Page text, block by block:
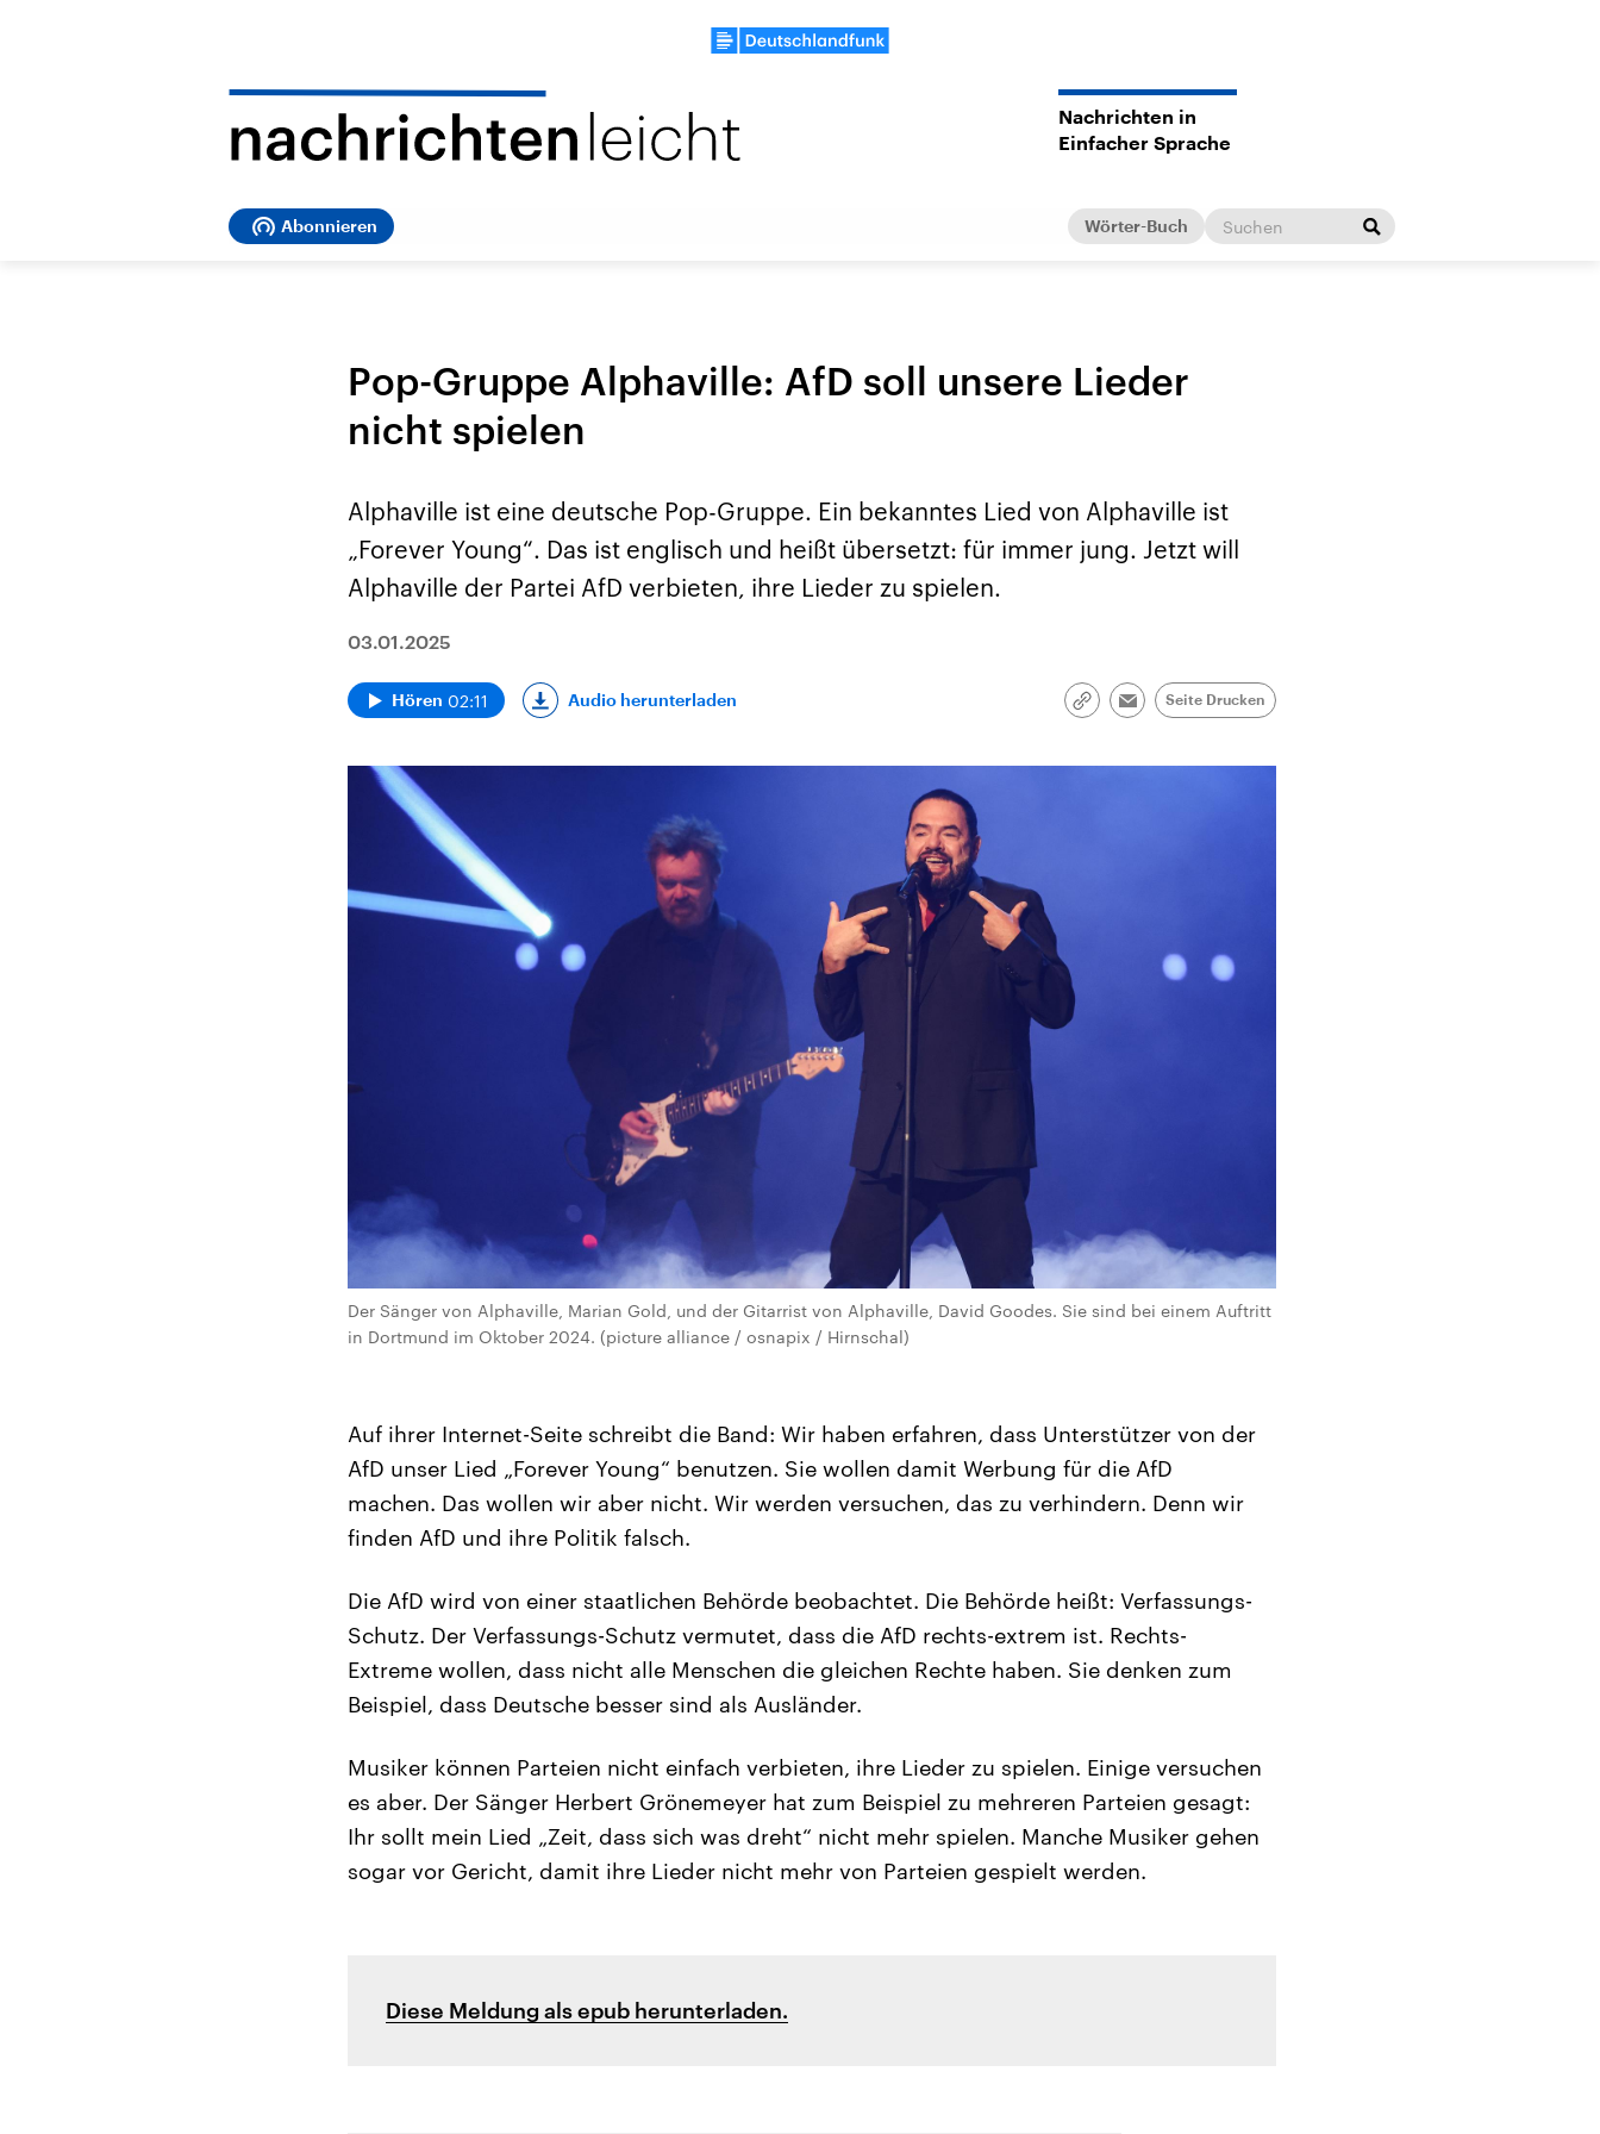
Nachrichten in
Einfacher Sprache
Abonnieren Wörter-Buch
Pop-Gruppe Alphaville: AfD soll unsere Lieder
nicht spielen
Alphaville ist eine deutsche Pop-Gruppe. Ein bekanntes Lied von Alphaville ist
„Forever Young“. Das ist englisch und heißt übersetzt: für immer jung. Jetzt will
Alphaville der Partei AfD verbieten, ihre Lieder zu spielen.
03.01.2025
Hören 02:11 Audio herunterladen
Link
Email
Seite Drucken
Der Sänger von Alphaville, Marian Gold, und der Gitarrist von Alphaville, David Goodes. Sie sind bei einem Auftritt
in Dortmund im Oktober 2024. (picture alliance / osnapix / Hirnschal)
Auf ihrer Internet-Seite schreibt die Band: Wir haben erfahren, dass Unterstützer von der
AfD unser Lied „Forever Young“ benutzen. Sie wollen damit Werbung für die AfD
machen. Das wollen wir aber nicht. Wir werden versuchen, das zu verhindern. Denn wir
finden AfD und ihre Politik falsch.
Die AfD wird von einer staatlichen Behörde beobachtet. Die Behörde heißt: Verfassungs-
Schutz. Der Verfassungs-Schutz vermutet, dass die AfD rechts-extrem ist. Rechts-
Extreme wollen, dass nicht alle Menschen die gleichen Rechte haben. Sie denken zum
Beispiel, dass Deutsche besser sind als Ausländer.
Musiker können Parteien nicht einfach verbieten, ihre Lieder zu spielen. Einige versuchen
es aber. Der Sänger Herbert Grönemeyer hat zum Beispiel zu mehreren Parteien gesagt:
Ihr sollt mein Lied „Zeit, dass sich was dreht“ nicht mehr spielen. Manche Musiker gehen
sogar vor Gericht, damit ihre Lieder nicht mehr von Parteien gespielt werden.
Diese Meldung als epub herunterladen.